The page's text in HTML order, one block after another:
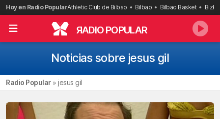
Saltar
al
contenido
Hoy en Radio PopularAthletic Club de Bilbao Bilbao Bilbao Basket
RADIO POPULAR
Noticias sobre jesus gil
Radio Popular» jesus gil